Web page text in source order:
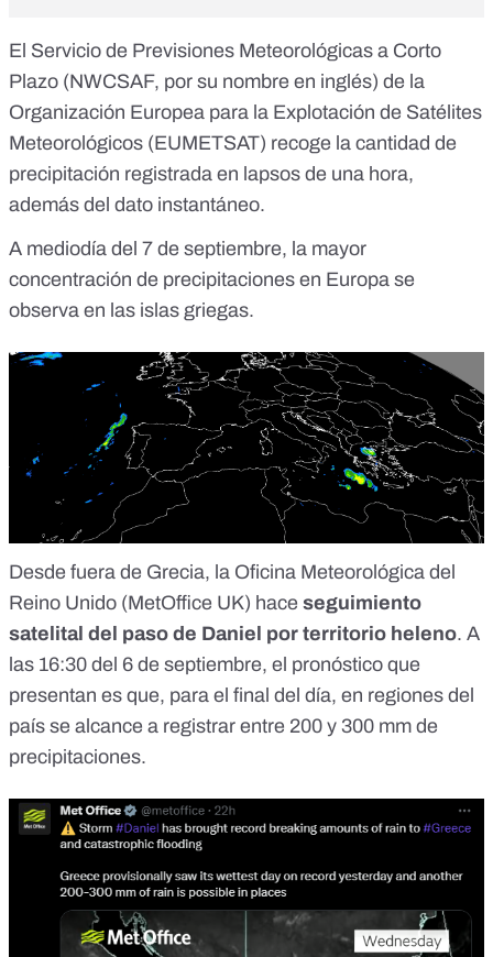
El Servicio de Previsiones Meteorológicas a Corto
Plazo (NWCSAF, por su nombre en inglés) de la
Organización Europea para la Explotación de Satélites
Meteorológicos (EUMETSAT) recoge la cantidad de
precipitación registrada en lapsos de una hora,
además del dato instantáneo.
A mediodía del 7 de septiembre, la mayor
concentración de precipitaciones en Europa se
observa en las islas griegas.
Desde fuera de Grecia, la Oficina Meteorológica del
Reino Unido (MetOffice UK) hace seguimiento
satelital del paso de Daniel por territorio heleno. A
las 16:30 del 6 de septiembre, el pronóstico que
presentan es que, para el final del día, en regiones del
país se alcance a registrar entre 200 y 300 mm de
precipitaciones.